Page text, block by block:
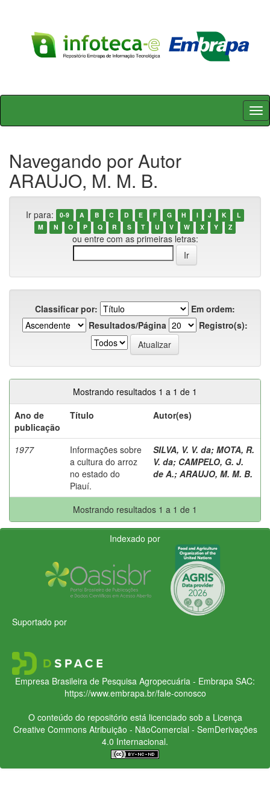
Skip
Navegando por Autor
ARAUJO, M. M. B.
Ir para: 0-9 A B C D E F G H I J K
L
M
N O P Q R S T U V W X Y Z
ou entre com as primeiras letras:
Classificar por:
Em ordem:
Resultados/Página
Registro(s):
Mostrando resultados 1 a 1 de 1
Ano de
publicação
Título Autor(es)
1977
Informações sobre
a cultura do arroz
no estado do
Piauí.
SILVA, V. V. da; MOTA, R.
V. da; CAMPELO, G. J.
de A.; ARAUJO, M. M. B.
Mostrando resultados 1 a 1 de 1
Indexado por
Suportado por
Empresa Brasileira de Pesquisa Agropecuária - Embrapa SAC:
https://www.embrapa.br/fale-conosco
O conteúdo do repositório está licenciado sob a Licença
Creative CommonsAtribuição - NãoComercial - SemDerivações
4.0 Internacional.